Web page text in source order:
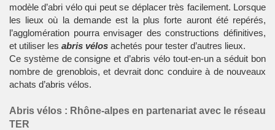
modèle d’abri vélo qui peut se déplacer très facilement. Lorsque
les lieux où la demande est la plus forte auront été repérés,
l’agglomération pourra envisager des constructions définitives,
et utiliser les abris vélos achetés pour tester d’autres lieux.
Ce système de consigne et d’abris vélo tout-en-un a séduit bon
nombre de grenoblois, et devrait donc conduire à de nouveaux
achats d’abris vélos.
Abris vélos : Rhône-alpes en partenariat avec le réseau
TER